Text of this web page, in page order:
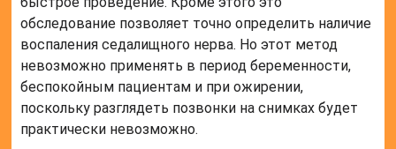
обследование позволяет точно определить наличие
воспаления седалищного нерва. Но этот метод
невозможно применять в период беременности,
беспокойным пациентам и при ожирении,
поскольку разглядеть позвонки на снимках будет
практически невозможно.